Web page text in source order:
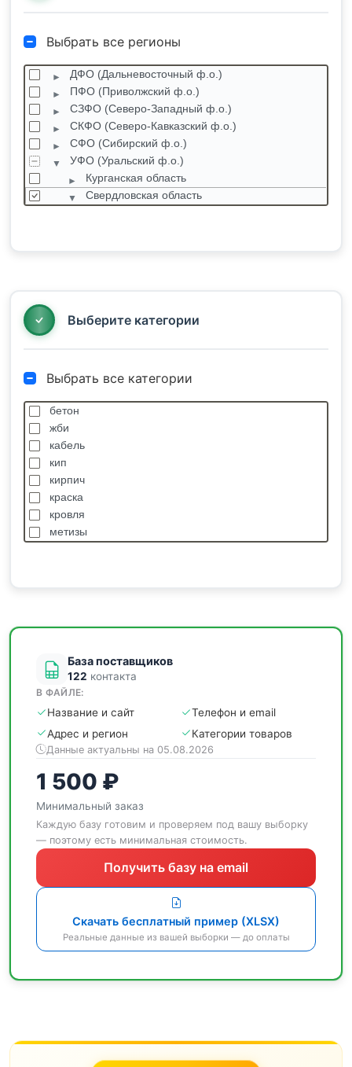
Выбрать все регионы
ДФО (Дальневосточный ф.о.)
ПФО (Приволжский ф.о.)
СЗФО (Северо-Западный ф.о.)
СКФО (Северо-Кавказский ф.о.)
СФО (Сибирский ф.о.)
УФО (Уральский ф.о.)
Курганская область
Свердловская область
Выберите категории
Выбрать все категории
бетон
жби
кабель
кип
кирпич
краска
кровля
метизы
База поставщиков
122 контакта
В ФАЙЛЕ:
Название и сайт
Телефон и email
Адрес и регион
Категории товаров
Данные актуальны на 05.08.2026
1 500 ₽
Минимальный заказ
Каждую базу готовим и проверяем под вашу выборку
— поэтому есть минимальная стоимость.
Получить базу на email
Скачать бесплатный пример (XLSX)
Реальные данные из вашей выборки — до оплаты